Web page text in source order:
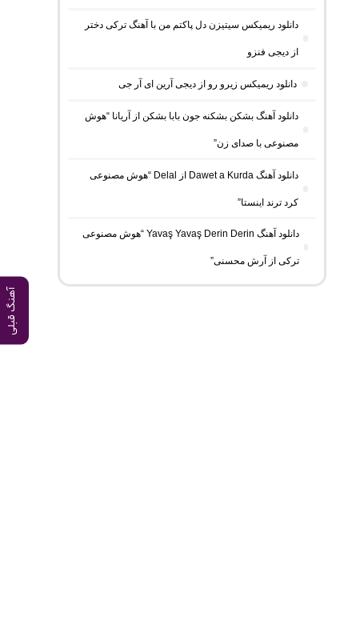
آهنگ قبلی
دانلود ریمیکس سیتیزن دل پاکتم من با آهنگ ترکی دختر
از دیجی فنزو
دانلود ریمیکس زیرو رو از دیجی آرین ای آر جی
دانلود آهنگ بشکن بشکنه جون بابا بشکن از آریانا “هوش
مصنوعی با صدای زن”
دانلود آهنگ Dawet a Kurda از Delal “هوش مصنوعی
کرد ترند اینستا”
دانلود آهنگ Yavaş Yavaş Derin Derin “هوش مصنوعی
ترکی از آرش محسنی”